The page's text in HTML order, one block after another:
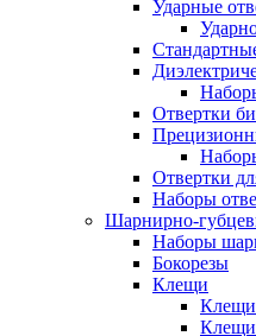
Ударные
Отвертки
Отвертки
Наборы
Шарнирно-
Наборы
Бокорезы
Клещи
Клещи
Клещи